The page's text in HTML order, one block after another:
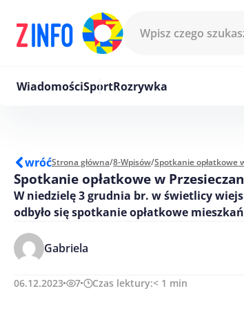
WiadomościSportRozrywka
wróćStrona główna/8-Wpisów/
Spotkanie opłatkowe w
W niedzielę 3 grudnia br. w świetlicy
odbyło się spotkanie opłatkowe
Gabriela
06.12.2023 7 Czas lektury:< 1 min